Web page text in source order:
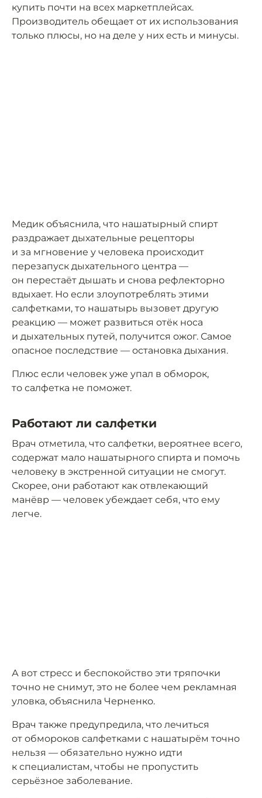
купить почти на всех маркетплейсах.
Производитель обещает от их использования
только плюсы, но на деле у них есть и минусы.
Медик объяснила, что нашатырный спирт
раздражает дыхательные рецепторы
и за мгновение у человека происходит
перезапуск дыхательного центра —
он перестаёт дышать и снова рефлекторно
вдыхает. Но если злоупотреблять этими
салфетками, то нашатырь вызовет другую
реакцию — может развиться отёк носа
и дыхательных путей, получится ожог. Самое
опасное последствие — остановка дыхания.
Плюс если человек уже упал в обморок,
то салфетка не поможет.
Работают ли салфетки
Врач отметила, что салфетки, вероятнее всего,
содержат мало нашатырного спирта и помочь
человеку в экстренной ситуации не смогут.
Скорее, они работают как отвлекающий
манёвр — человек убеждает себя, что ему
легче.
А вот стресс и беспокойство эти тряпочки
точно не снимут, это не более чем рекламная
уловка, объяснила Черненко.
Врач также предупредила, что лечиться
от обмороков салфетками с нашатырём точно
нельзя — обязательно нужно идти
к специалистам, чтобы не пропустить
серьёзное заболевание.